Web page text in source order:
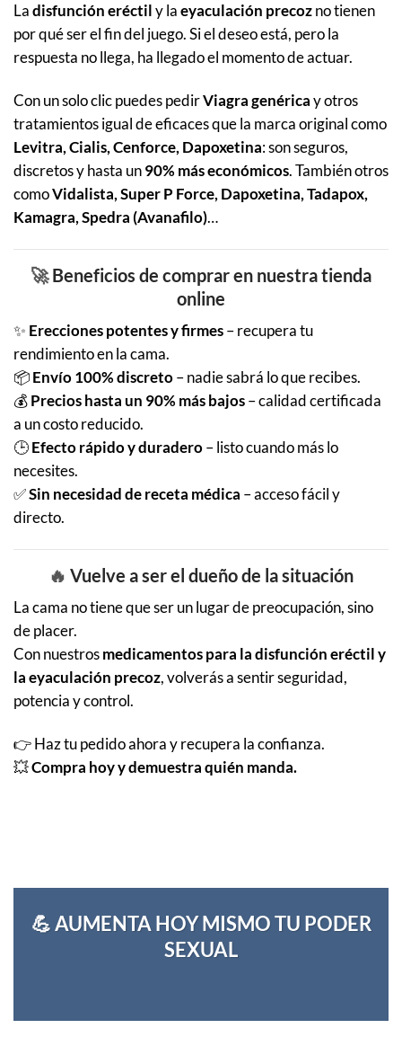
Ladisfunción eréctily laeyaculación precozno tienen
por qué ser el fin del juego. Si el deseo está, pero la
respuesta no llega, ha llegado el momento de actuar.
Con un solo clic puedes pedirViagra genéricay otros
tratamientos igual de eficaces que la marca original como
Levitra, Cialis, Cenforce, Dapoxetina: son seguros,
discretos y hasta un90% más económicos. También otros
comoVidalista, Super P Force, Dapoxetina, Tadapox,
Kamagra, Spedra (Avanafilo)…
🚀Beneficios de comprar en nuestra tienda
online
✨ Erecciones potentes y firmes– recupera tu
rendimiento en la cama.
📦Envío 100% discreto– nadie sabrá lo que recibes.
💰Precios hasta un 90% más bajos– calidad certificada
a un costo reducido.
🕒Efecto rápido y duradero– listo cuando más lo
necesites.
✅Sin necesidad de receta médica – acceso fácil y
directo.
🔥 Vuelve a ser el dueño de la situación
La cama no tiene que ser un lugar de preocupación, sino
de placer.
Con nuestrosmedicamentos para la disfunción eréctil y
la eyaculación precoz, volverás a sentir seguridad,
potencia y control.
👉 Haz tu pedido ahora y recupera la confianza.
💥Compra hoy y demuestra quién manda.
💪 AUMENTA HOY MISMO TU PODER
SEXUAL